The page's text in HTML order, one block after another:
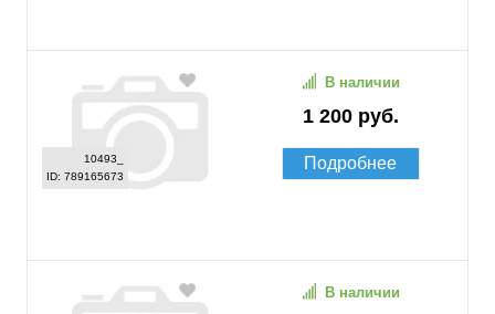
10493_
ID: 789165673
1 200 руб.
В наличии
Подробнее
В наличии